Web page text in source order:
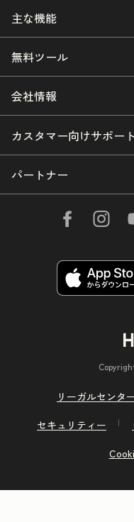
主な機能
無料ツール
会社情報
カスタマー向けサポート
パートナー
リーガルセンタ
セキュリティー